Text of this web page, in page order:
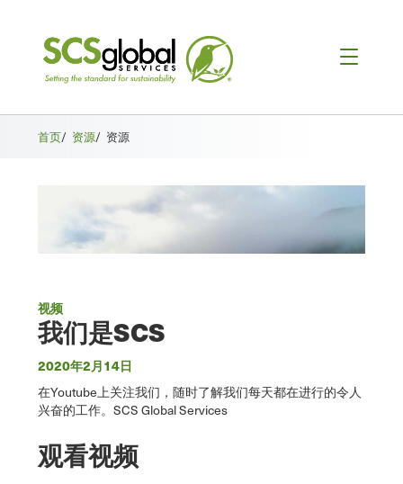
首页/ 资源/ 资源
视频
我们是SCS
2020年2月14日
在Youtube上关注我们，随时了解我们每天都在进行的令人
兴奋的工作。SCS Global Services
观看视频